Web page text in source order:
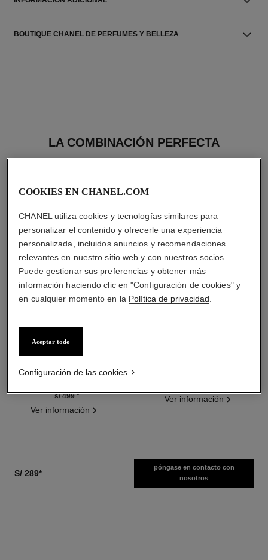
BOUTIQUE CHANEL DE PERFUMES Y BELLEZA
LA COMBINACIÓN PERFECTA
hydra beauty micro sérum
Hidratante Reequilibrante
Reafirmante
Ref. 133325
s/ 499*
Ver información
Ver información
S/ 289*
póngase en contacto con
nosotros
COOKIES EN CHANEL.COM
CHANEL utiliza cookies y tecnologías similares para
personalizar el contenido y ofrecerle una experiencia
personalizada, incluidos anuncios y recomendaciones
relevantes en nuestro sitio web y con nuestros socios.
Puede gestionar sus preferencias y obtener más
información haciendo clic en "Configuración de cookies" y
en cualquier momento en la Política de privacidad
Aceptar todo
Configuración de las cookies